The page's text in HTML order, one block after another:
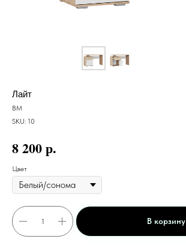
Лайт
ВМ
SKU: 10
8 200р.
Цвет
В корзину